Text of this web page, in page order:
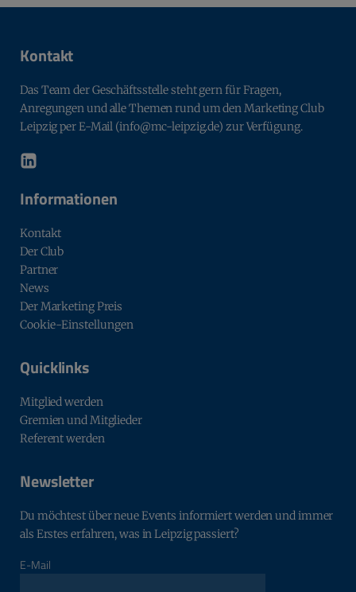
Kontakt
Das Team der Geschäftsstelle steht gern für Fragen,
Anregungen und alle Themen rund um den Marketing Club
Leipzig per E-Mail (info@mc-leipzig.de) zur Verfügung.
Informationen
Kontakt
Der Club
Partner
News
Der Marketing Preis
Cookie-Einstellungen
Quicklinks
Mitglied werden
Gremien und Mitglieder
Referent werden
Newsletter
Du möchtest über neue Events informiert werden und immer
als Erstes erfahren, was in Leipzig passiert?
E-Mail